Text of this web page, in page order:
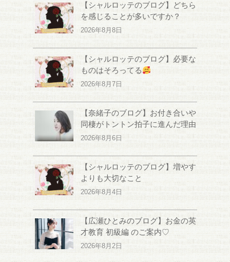
【シャルロッテのブログ】どちら
を感じることが多いですか？
2026年8月8日
【シャルロッテのブログ】必要な
ものはそろってる
2026年8月7日
【奈緒子のブログ】お付き合いや
同棲がトントン拍子に進んだ理由
2026年8月6日
【シャルロッテのブログ】増やす
よりも大切なこと
2026年8月4日
【広瀬ひとみのブログ】お金の英
才教育 初級編 のご案内♡
2026年8月2日